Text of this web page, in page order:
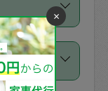
の対象外
い。
ドの方が
ない方、
。
トレーニ
ニングの
３時間の
たタスカ
の作業に
除、洗
、買い物
人にけが
補償金額
（72時間
っていま
×